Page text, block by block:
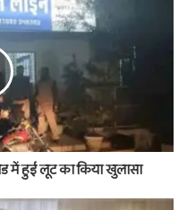
में हुई लूट का किया खुलासा